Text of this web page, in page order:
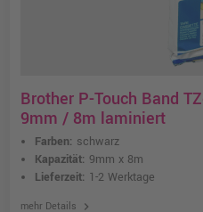
Brother P-Touch Band
9mm / 8m laminiert
Farben: schwarz
Kapazität: 9mm x 8m
Lieferzeit: 1-2 Werktage
mehr Details chevron_right